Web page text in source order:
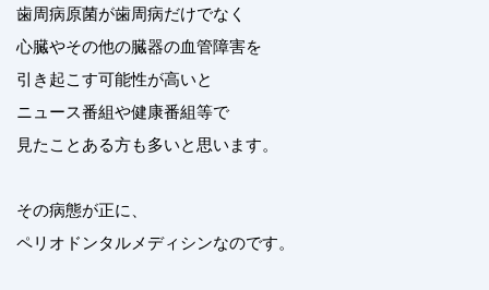
歯周病原菌が歯周病だけでなく
心臓やその他の臓器の血管障害を
引き起こす可能性が高いと
ニュース番組や健康番組等で
見たことある方も多いと思います。
その病態が正に、
ペリオドンタルメディシンなのです。